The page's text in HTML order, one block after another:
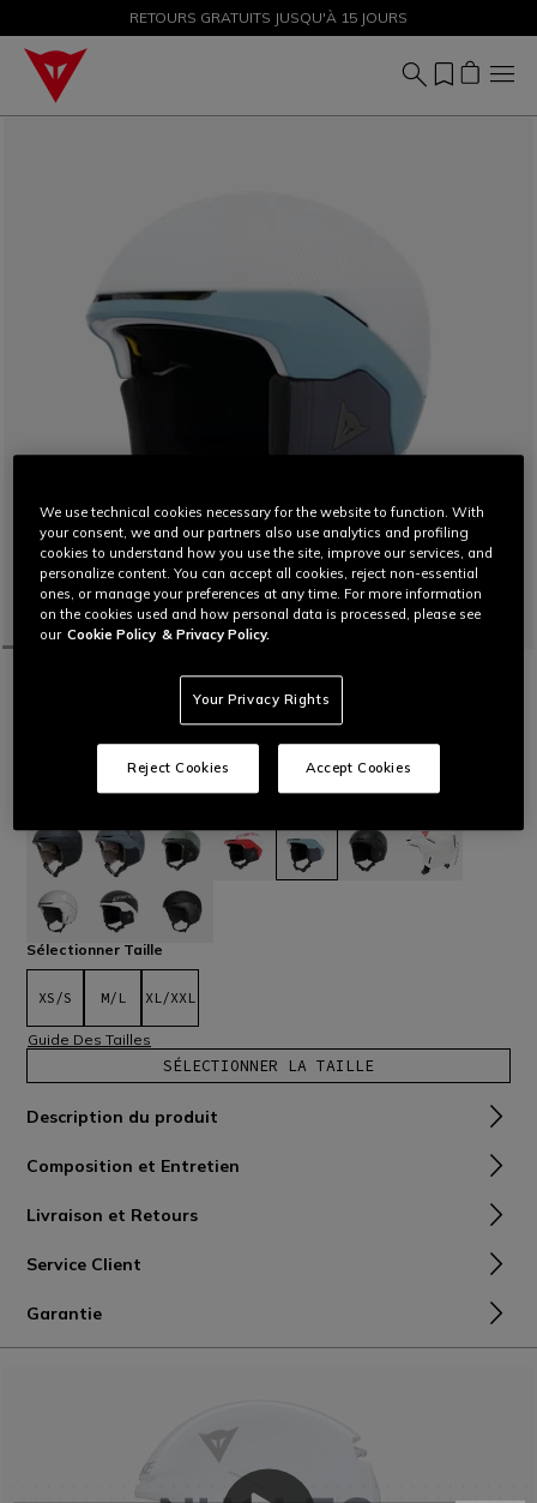
PROMOTIONS JUSQU'À-50 % – ACHETEZ MAINTENANT
RETOURS GRATUITS JUSQU'À 15 JOURS
SKI CASQUES ET MASQUES
NUCLEO MIPS CASQUE DE SKI
aérodynamique. Avec système MIPS, conçu pour une
protection maximale.Lire plus
sélectionné
Sélectionner Taille
XS/S M/L XL/XXL
Guide Des Tailles
SÉLECTIONNER LA TAILLE
Description du produit
Composition et Entretien
Livraison et Retours
Service Client
Garantie
We use technical cookies necessary for the website to function. With
your consent, we and our partners also use analytics and profiling
cookies to understand how you use the site, improve our services, and
personalize content. You can accept all cookies, reject non-essential
ones, or manage your preferences at any time. For more information
on the cookies used and how personal data is processed, please see
our Cookie Policy & Privacy Policy.
Your Privacy Rights
Reject Cookies Accept Cookies